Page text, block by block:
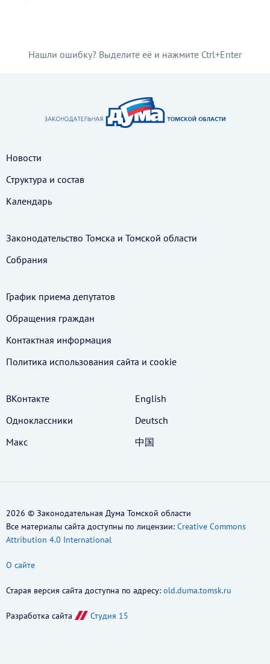
Нашли ошибку? Выделите её и нажмите Ctrl+Enter
Новости
Структура и состав
Календарь
Законодательство Томска и Томской области
Собрания
График приема депутатов
Обращения граждан
Контактная информация
Политика использования cайта и cookie
ВКонтакте
Одноклассники
Макс
English
Deutsch
中国
2026 © Законодательная Дума Томской области
Все материалы сайта доступны по лицензии: Creative Commons
Attribution 4.0 International
О сайте
Старая версия сайта доступна по адресу: old.duma.tomsk.ru
Разработка сайта Студия 15